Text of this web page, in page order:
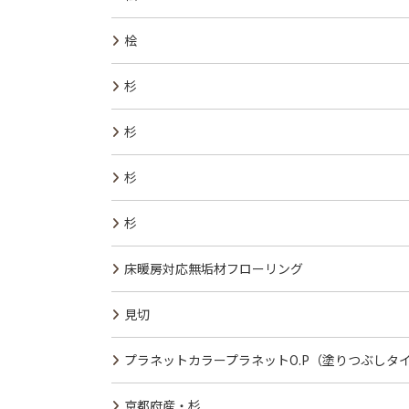
桧
杉
杉
杉
杉
床暖房対応無垢材フローリング
見切
プラネットカラープラネットO.P（塗りつぶしタ
京都府産・杉